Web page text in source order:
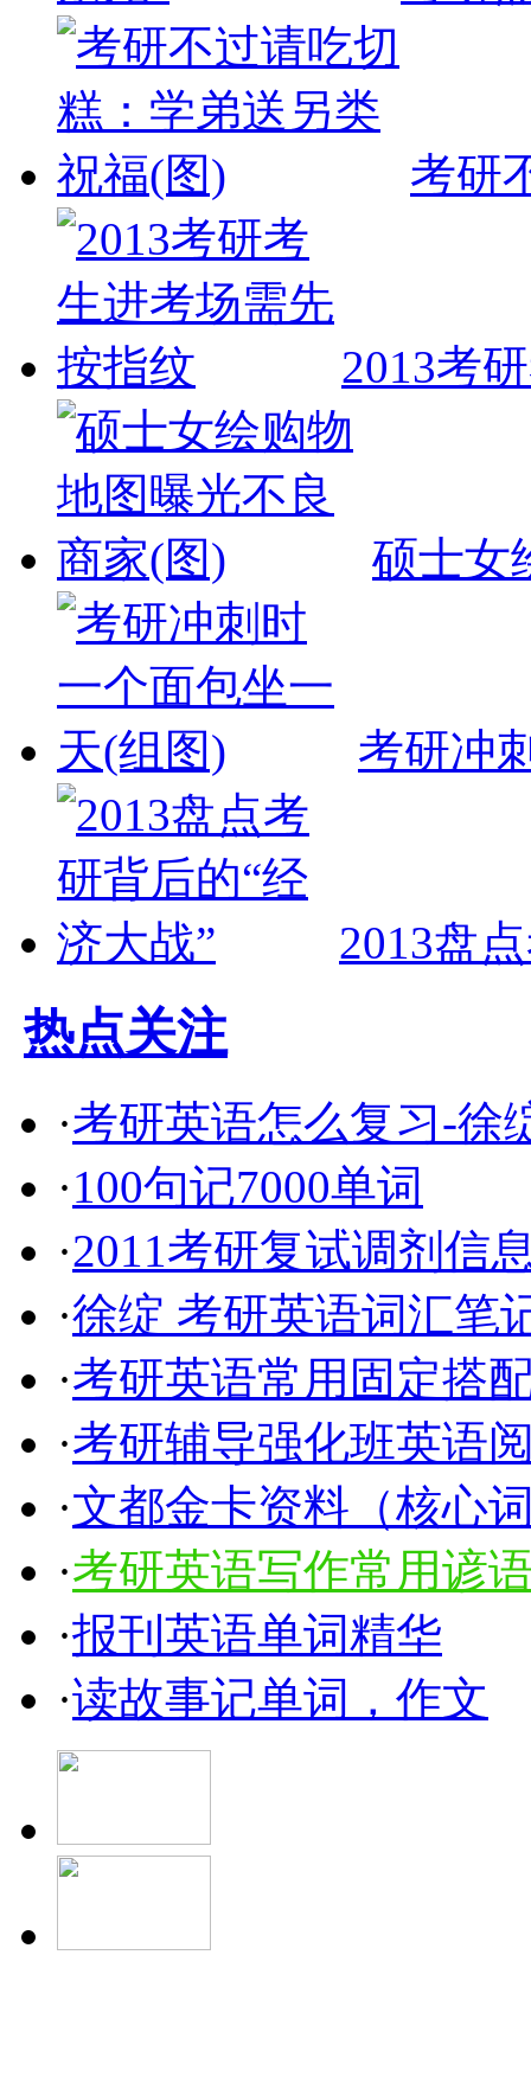
考研
2013考
硕士女
考研冲
2013盘
热点关注
·考研英语怎么复习-徐
·100句记7000单词
·2011考研复试调剂信
·徐绽 考研英语词汇笔
·考研英语常用固定搭
·考研辅导强化班英语
·文都金卡资料（核心
·考研英语写作常用谚
·报刊英语单词精华
·读故事记单词，作文